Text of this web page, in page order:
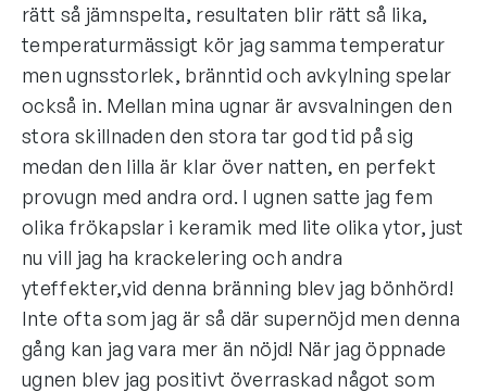
rätt så jämnspelta, resultaten blir rätt så lika,
temperaturmässigt kör jag samma temperatur
men ugnsstorlek, bränntid och avkylning spelar
också in. Mellan mina ugnar är avsvalningen den
stora skillnaden den stora tar god tid på sig
medan den lilla är klar över natten, en perfekt
provugn med andra ord. I ugnen satte jag fem
olika frökapslar i keramik med lite olika ytor, just
nu vill jag ha krackelering och andra
yteffekter,vid denna bränning blev jag bönhörd!
Inte ofta som jag är så där supernöjd men denna
gång kan jag vara mer än nöjd! När jag öppnade
ugnen blev jag positivt överraskad något som